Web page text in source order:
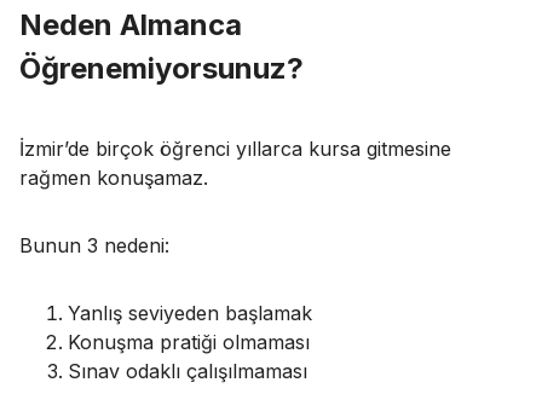
Neden Almanca
Öğrenemiyorsunuz?
İzmir’de birçok öğrenci yıllarca kursa gitmesine
rağmen konuşamaz.
Bunun 3 nedeni:
Yanlış seviyeden başlamak
Konuşma pratiği olmaması
Sınav odaklı çalışılmaması